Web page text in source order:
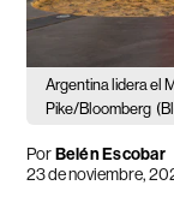
Argentina lidera el
Pike/Bloomberg
PorBelén Escobar
23 de noviembre,